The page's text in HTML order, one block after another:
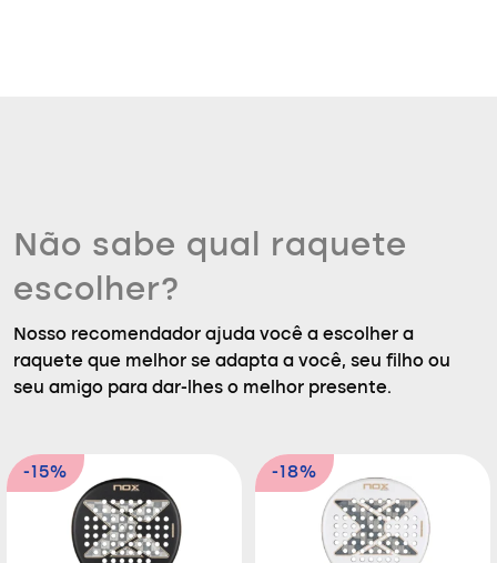
Não sabe qual raquete
escolher?
Nosso recomendador ajuda você a escolher a
raquete que melhor se adapta a você, seu filho ou
seu amigo para dar-lhes o melhor presente.
-15% -18%